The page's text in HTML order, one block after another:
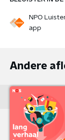
NPO
app
Andere